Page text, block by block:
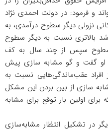
و فرمود: در دولت احمدی نژاد
نزولی دیگر سطوح درآمدی، به
بالاتری نسبت به دیگر سطوح
سطوح سپس از چند سال به کف
او گفت و گو مشابه سازی پیش
عقب‌ماندگی‌هایی نسبت به
سازی از بین بردن این مشکل
برای اولین بار توقع برای مشابه
در تشکیل انتظار مشابه‌سازی